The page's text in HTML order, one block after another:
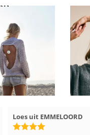
Nell uit Beuningen